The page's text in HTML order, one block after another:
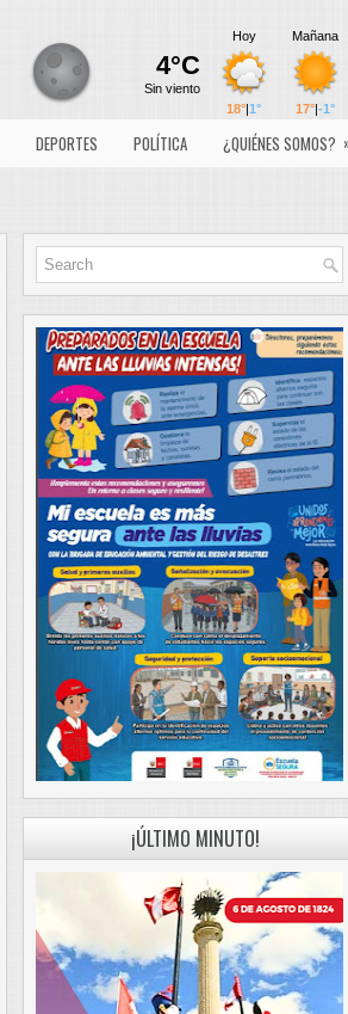
DEPORTES POLÍTICA ¿QUIÉNES SOMOS?
¡ÚLTIMO MINUTO!